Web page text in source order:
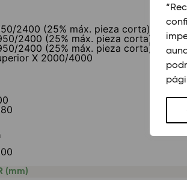
2400 (25% máx. pieza corta)
2400 (25% máx. pieza corta)
2400 (25% máx. pieza corta)
X 2000/4000
(mm)